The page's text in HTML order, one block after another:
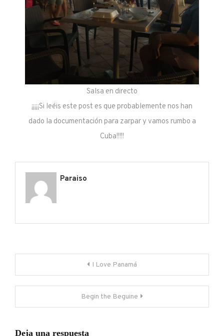
Salsa en directo
¡¡¡¡¡Si leéis este post es que probablemente nos han
dado la documentación para zarpar y vamos rumbo a
Cuba!!!!!
Paraiso
Navegación
de
entradas
I Love Panamá
Begin the Beguine
Deja una respuesta